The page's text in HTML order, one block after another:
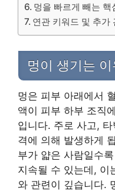
멍을 빠르게 빼는 핵
연관 키워드 및 추가
멍이 생기는
멍은 피부 아래에서
액이 피부 하부 조직
입니다. 주로 사고,
격에 의해 발생하게
부가 얇은 사람일수
지속될 수 있는데, 이
와 관련이 깊습니다.